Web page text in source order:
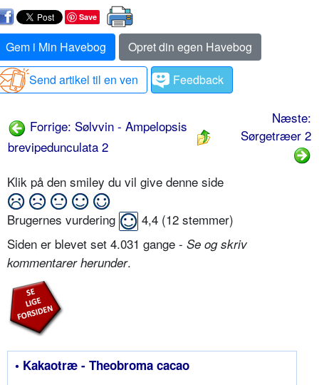
Save
Gem i Min Havebog
Opret din egen Havebog
Send artikel til en ven
Feedback
Forrige: Sølvvin - Ampelopsis
brevipedunculata 2
Næste:
Sørgetræer 2
Klik på den smiley du vil give denne side
Brugernes vurdering 4,4 (12 stemmer)
Siden er blevet set 4.031 gange - Se og skriv
kommentarer herunder.
• Kakaotræ - Theobroma cacao